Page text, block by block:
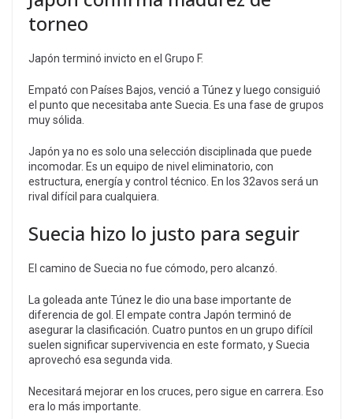
torneo
Japón terminó invicto en el Grupo F.
Empató con Países Bajos, venció a Túnez y luego consiguió
el punto que necesitaba ante Suecia. Es una fase de grupos
muy sólida.
Japón ya no es solo una selección disciplinada que puede
incomodar. Es un equipo de nivel eliminatorio, con
estructura, energía y control técnico. En los 32avos será un
rival difícil para cualquiera.
Suecia hizo lo justo para seguir
El camino de Suecia no fue cómodo, pero alcanzó.
La goleada ante Túnez le dio una base importante de
diferencia de gol. El empate contra Japón terminó de
asegurar la clasificación. Cuatro puntos en un grupo difícil
suelen significar supervivencia en este formato, y Suecia
aprovechó esa segunda vida.
Necesitará mejorar en los cruces, pero sigue en carrera. Eso
era lo más importante.